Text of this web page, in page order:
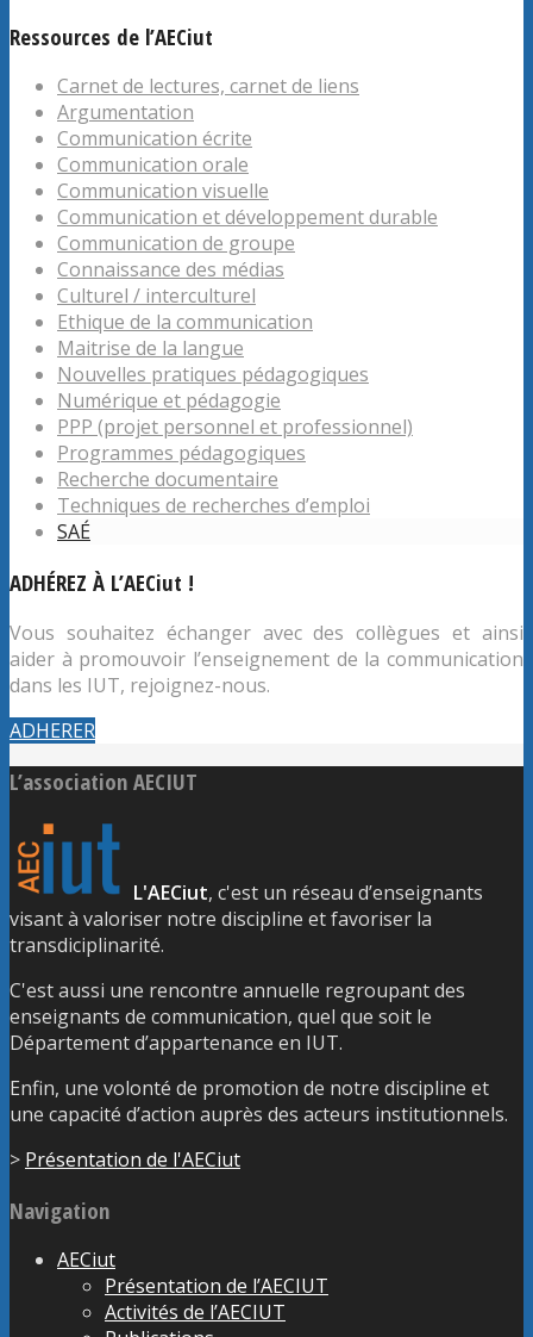
Ressources de l’AECiut
Carnet de lectures, carnet de liens
Argumentation
Communication écrite
Communication orale
Communication visuelle
Communication et développement durable
Communication de groupe
Connaissance des médias
Culturel / interculturel
Ethique de la communication
Maitrise de la langue
Nouvelles pratiques pédagogiques
Numérique et pédagogie
PPP (projet personnel et professionnel)
Programmes pédagogiques
Recherche documentaire
Techniques de recherches d’emploi
SAÉ
ADHÉREZ À L’AECiut !
Vous souhaitez échanger avec des collègues et ainsi
aider à promouvoir l’enseignement de la communication
dans les IUT, rejoignez-nous.
ADHERER
L’association AECIUT
L'AECiut, c'est un réseau d’enseignants
visant à valoriser notre discipline et favoriser la
transdiciplinarité.
C'est aussi une rencontre annuelle regroupant des
enseignants de communication, quel que soit le
Département d’appartenance en IUT.
Enfin, une volonté de promotion de notre discipline et
une capacité d’action auprès des acteurs institutionnels.
> Présentation de l'AECiut
Navigation
AECiut
Présentation de l’AECIUT
Activités de l’AECIUT